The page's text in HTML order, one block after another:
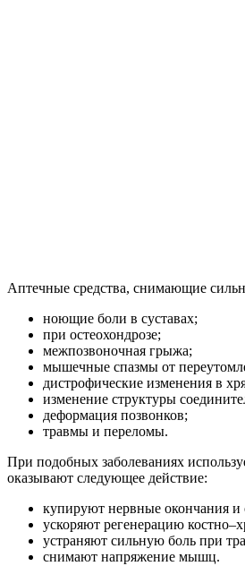
Аптечные средства, снимающие
ноющие боли в суставах;
при остеохондрозе;
межпозвоночная грыжа;
мышечные спазмы от
дистрофические изменения в
изменение структуры
деформация позвонков;
травмы и переломы.
При подобных заболеваниях
оказывают следующее действие:
купируют нервные окончания и
ускоряют регенерацию
устраняют сильную боль при
снимают напряжение мышц.